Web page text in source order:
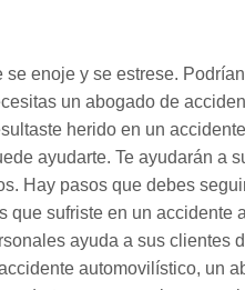
enoje y se estrese.
un abogado de
herido en un accidente
ayudarte. Te ayudarán a
Hay pasos que debes
que sufriste en un accidente
ayuda a sus clientes
automovilístico, un